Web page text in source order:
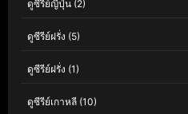
ดูซีรีย์ญี่ปุ่น (2)
ดูซีรีย์ฝรั่ง (5)
ดูซีรีย์ฝรั่ง (1)
ดูซีรีย์เกาหลี (10)